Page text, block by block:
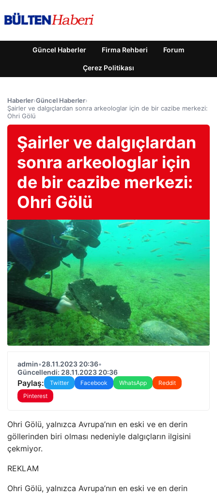
Güncel Haberler Firma Rehberi Forum
Çerez Politikası
Haberler›Güncel Haberler›
Şairler ve dalgıçlardan sonra arkeologlar için de bir cazibe merkezi:
Ohri Gölü
Şairler ve dalgıçlardan
sonra arkeologlar için
de bir cazibe merkezi:
Ohri Gölü
admin•28.11.2023 20:36•
Güncellendi: 28.11.2023 20:36
Paylaş: Twitter Facebook WhatsApp
Reddit
Pinterest
Ohri Gölü, yalnızca Avrupa’nın en eski ve en derin
göllerinden biri olması nedeniyle dalgıçların ilgisini
çekmiyor.
REKLAM
Ohri Gölü, yalnızca Avrupa’nın en eski ve en derin